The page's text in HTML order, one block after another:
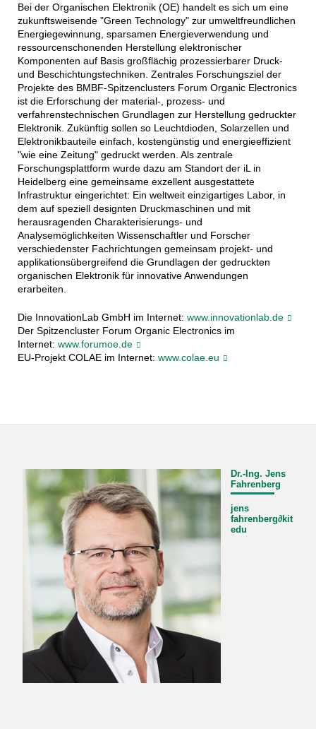
Bei der Organischen Elektronik (OE) handelt es sich um eine
zukunftsweisende "Green Technology" zur umweltfreundlichen
Energiegewinnung, sparsamen Energieverwendung und
ressourcenschonenden Herstellung elektronischer
Komponenten auf Basis großflächig prozessierbarer Druck-
und Beschichtungstechniken. Zentrales Forschungsziel der
Projekte des BMBF-Spitzenclusters Forum Organic Electronics
ist die Erforschung der material-, prozess- und
verfahrenstechnischen Grundlagen zur Herstellung gedruckter
Elektronik. Zukünftig sollen so Leuchtdioden, Solarzellen und
Elektronikbauteile einfach, kostengünstig und energieeffizient
"wie eine Zeitung" gedruckt werden. Als zentrale
Forschungsplattform wurde dazu am Standort der iL in
Heidelberg eine gemeinsame exzellent ausgestattete
Infrastruktur eingerichtet: Ein weltweit einzigartiges Labor, in
dem auf speziell designten Druckmaschinen und mit
herausragenden Charakterisierungs- und
Analysemöglichkeiten Wissenschaftler und Forscher
verschiedenster Fachrichtungen gemeinsam projekt- und
applikationsübergreifend die Grundlagen der gedruckten
organischen Elektronik für innovative Anwendungen
erarbeiten.
Die InnovationLab GmbH im Internet: www.innovationlab.de
Der Spitzencluster Forum Organic Electronics im
Internet: www.forumoe.de
EU-Projekt COLAE im Internet: www.colae.eu
Dr.-Ing. Jens
Fahrenberg
jens
fahrenberg∂kit
edu